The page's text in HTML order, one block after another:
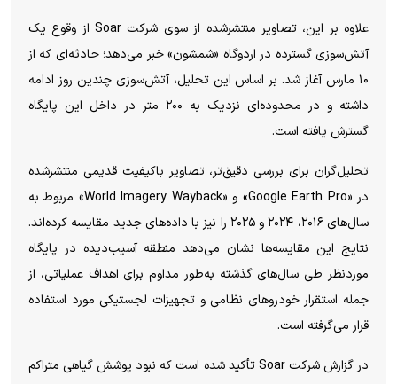
علاوه بر این، تصاویر منتشرشده از سوی شرکت Soar از وقوع یک
آتش‌سوزی گسترده در اردوگاه «شمشون» خبر می‌دهد؛ حادثه‌ای که از
۱۰ مارس آغاز شد. بر اساس این تحلیل، آتش‌سوزی چندین روز ادامه
داشته و در محدوده‌ای نزدیک به ۲۰۰ متر در داخل این پایگاه
گسترش یافته است.
تحلیل‌گران برای بررسی دقیق‌تر، تصاویر باکیفیت قدیمی منتشرشده
در «Google Earth Pro» و «World Imagery Wayback» مربوط به
سال‌های ۲۰۱۶، ۲۰۲۴ و ۲۰۲۵ را نیز با داده‌های جدید مقایسه کرده‌اند.
نتایج این مقایسه‌ها نشان می‌دهد منطقه آسیب‌دیده در پایگاه
موردنظر طی سال‌های گذشته به‌طور مداوم برای اهداف عملیاتی، از
جمله استقرار خودرو‌های نظامی و تجهیزات لجستیکی مورد استفاده
قرار می‌گرفته است.
در گزارش شرکت Soar تأکید شده است که نبود پوشش گیاهی متراکم